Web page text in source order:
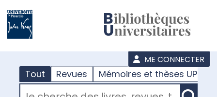
ME CONNECTER
Tout Revues Mémoires et thèses UPJV
RECHERCHER DANS "TOUT"